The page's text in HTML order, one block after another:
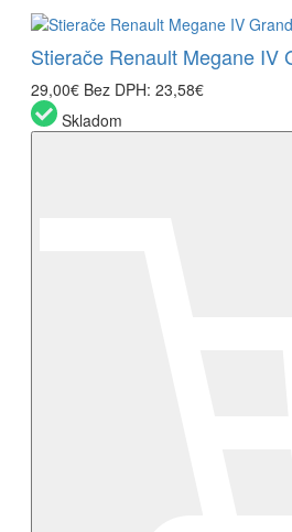
Stierače Renault Megane IV
29,00€ Bez DPH: 23,58€
Skladom